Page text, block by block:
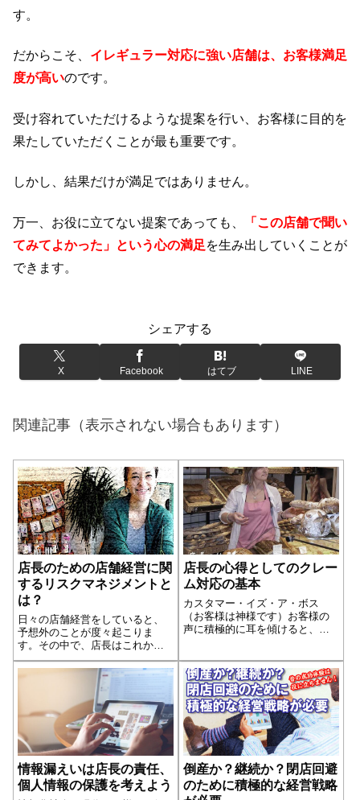
す。
だからこそ、 イレギュラー対応に強い店舗は、お客様満足
度が高いのです。
受け容れていただけるような提案を行い、お客様に目的を
果たしていただくことが最も重要です。
しかし、結果だけが満足ではありません。
万一、お役に立てない提案であっても、
「この店舗で聞い
てみてよかった」という心の満足を生み出していくことが
できます。
シェアする
X Facebook はてブ LINE
関連記事（表示されない場合もあります）
店長のための店舗経営に関
するリスクマネジメントと
は？
日々の店舗経営をしていると、
予想外のことが度々起こりま
す。その中で、店長はこれから
起きるかもしれない様々なリス
クに対して、どう行動すればよ
いのか？ 何を準備したほうが
よいのか？ということを毎日考
えていると思います。売上など
経理的なことや人材...続きを読
む
店長の心得としてのクレー
ム対応の基本
カスタマー・イズ・ア・ボス
（お客様は神様です）お客様の
声に積極的に耳を傾けると、案
ームがあるのが当たり前で、
「当店は不満やクレームがあま
りないですよ」という店舗は、
お客様の声に耳を傾け...続きを
読む
情報漏えいは店長の責任、
個人情報の保護を考えよう
倒産か？継続か？閉店回避
のために積極的な経営戦略